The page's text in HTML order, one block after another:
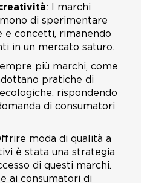
: I marchi
di sperimentare
e concetti, rimanendo
in un mercato saturo.
più marchi, come
pratiche di
rispondendo
di consumatori
moda di qualità a
è stata una strategia
di questi marchi.
ai consumatori di